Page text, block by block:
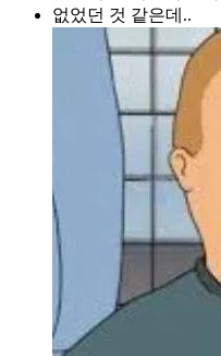
없었던 것 같은데..